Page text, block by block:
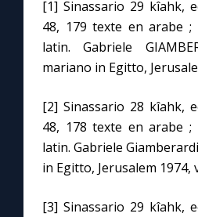
[1] Sinassario 29 kîahk,
48, 179 texte en arabe
latin. Gabriele
mariano in Egitto,
[2] Sinassario 28 kîahk,
48, 178 texte en arabe
latin. Gabriele
in Egitto, Jerusalem 1974,
[3] Sinassario 29 kîahk,